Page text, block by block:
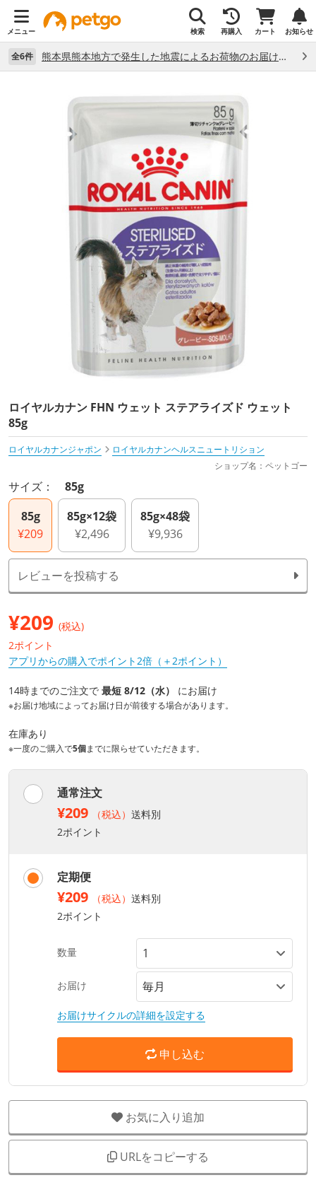
メニュー 検索 再購入 カート お知らせ
全6件 熊本県熊本地方で発生した地震によるお荷物のお届け状況について （7/28）
ロイヤルカナン FHN ウェット ステアライズド ウェット
85g
ロイヤルカナンジャポン
ロイヤルカナンヘルスニュートリション
ショップ名：ペットゴー
サイズ： 85g
85g
¥209
85g×12袋
¥2,496
85g×48袋
¥9,936
レビューを投稿する
¥209 (税込)
2ポイント
アプリからの購入でポイント2倍（＋2ポイント）
14時までのご注文で 最短 8/12（水） にお届け
※お届け地域によってお届け日が前後する場合があります。
在庫あり
※一度のご購入で5個までに限らせていただきます。
通常注文
¥209 （税込） 送料別
2ポイント
定期便
¥209 （税込） 送料別
2ポイント
数量
お届け
お届けサイクルの詳細を設定する
申し込む
お気に入り追加
URLをコピーする